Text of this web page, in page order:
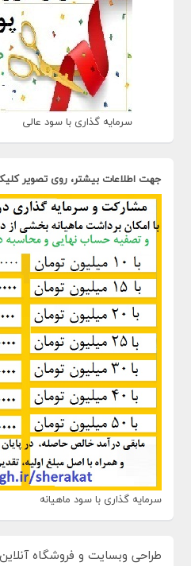
سرمایه گذاری با سود عالی
جهت اطلاعات بیشتر، روی تصویر
سرمایه گذاری با سود ماهیانه
طراحی وبسایت و فروشگاه